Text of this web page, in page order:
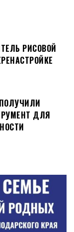
РИСОВОЙ
ДЛЯ